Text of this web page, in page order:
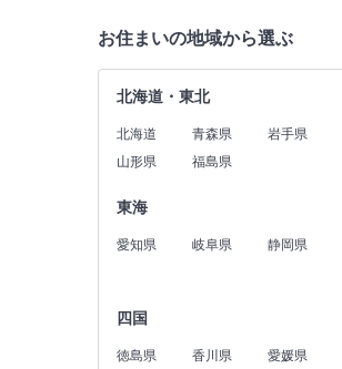
お住まいの地域から選ぶ
北海道・東北
北海道 青森県 岩手県
山形県
福島県
東海
愛知県 岐阜県 静岡県
四国
徳島県 香川県 愛媛県